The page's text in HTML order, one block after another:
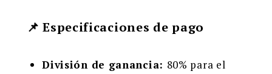
📌 Especificaciones de pago
División de ganancia: 80% para el